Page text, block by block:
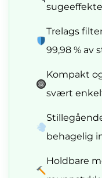
Trelags
99,98 % av
Kompakt
svært
behagelig
Holdbare